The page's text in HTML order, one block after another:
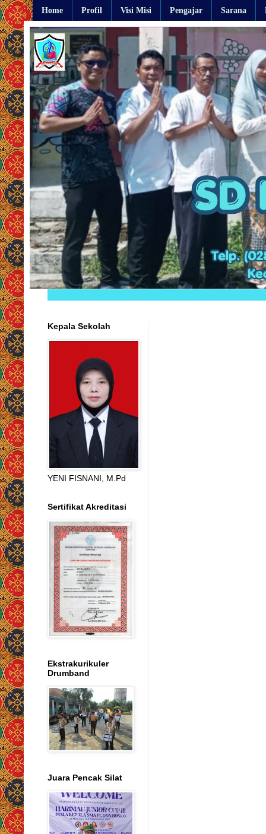
Home Profil Visi Misi Pengajar Sarana
Kepala Sekolah
YENI FISNANI, M.Pd
Sertifikat Akreditasi
Ekstrakurikuler
Drumband
Juara Pencak Silat